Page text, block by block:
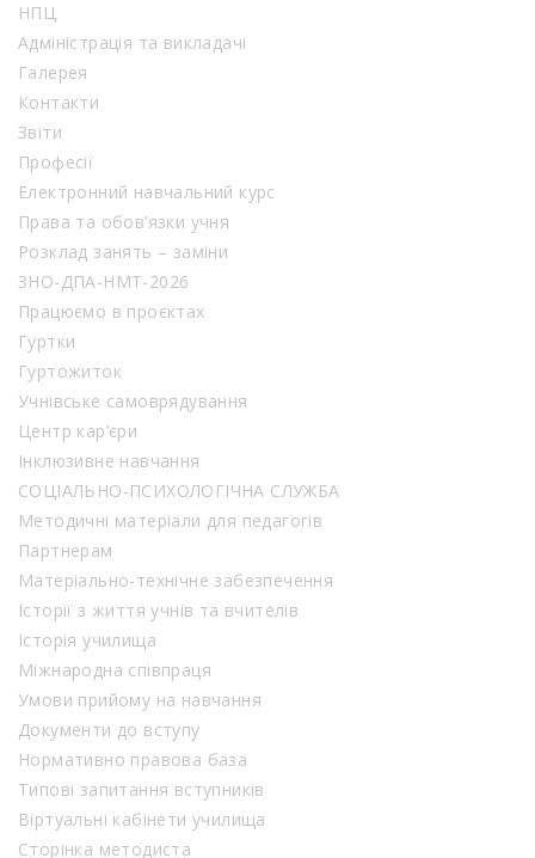
НПЦ
Адміністрація та викладачі
Галерея
Контакти
Звіти
Професії
Електронний навчальний курс
Права та обов’язки учня
Розклад занять – заміни
ЗНО-ДПА-НМТ-2026
Працюємо в проєктах
Гуртки
Гуртожиток
Учнівське самоврядування
Центр кар’єри
Інклюзивне навчання
СОЦІАЛЬНО-ПСИХОЛОГІЧНА СЛУЖБА
Методичні матеріали для педагогів
Партнерам
Матеріально-технічне забезпечення
Історії з життя учнів та вчителів
Історія училища
Міжнародна співпраця
Умови прийому на навчання
Документи до вступу
Нормативно правова база
Типові запитання вступників
Віртуальні кабінети училища
Сторінка методиста